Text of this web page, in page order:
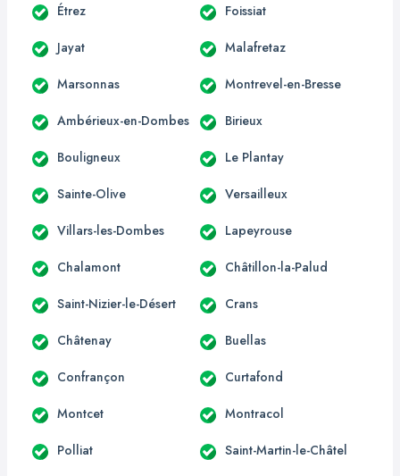
Étrez Foissiat
Jayat Malafretaz
Marsonnas Montrevel-en-Bresse
Ambérieux-en-Dombes Birieux
Bouligneux Le Plantay
Sainte-Olive Versailleux
Villars-les-Dombes Lapeyrouse
Chalamont Châtillon-la-Palud
Saint-Nizier-le-Désert Crans
Châtenay Buellas
Confrançon Curtafond
Montcet Montracol
Polliat Saint-Martin-le-Châtel